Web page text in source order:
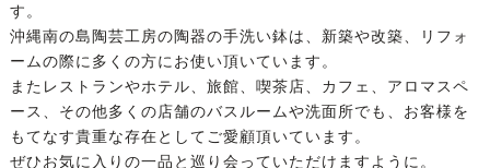
す。
沖縄南の島陶芸工房の陶器の手洗い鉢は、新築や改築、リフォ
ームの際に多くの方にお使い頂いています。
またレストランやホテル、旅館、喫茶店、カフェ、アロマスペ
ース、その他多くの店舗のバスルームや洗面所でも、お客様を
もてなす貴重な存在としてご愛顧頂いています。
ぜひお気に入りの一品と巡り会っていただけますように。